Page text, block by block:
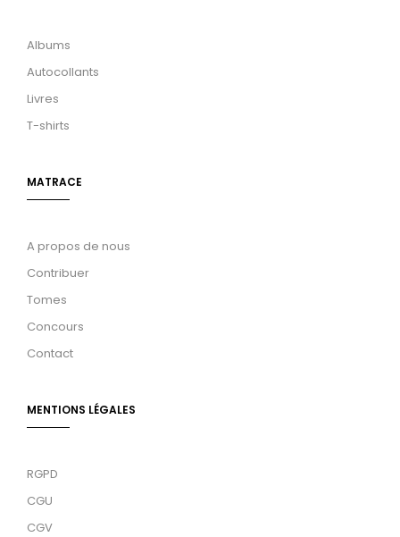
Albums
Autocollants
Livres
T-shirts
MATRACE
A propos de nous
Contribuer
Tomes
Concours
Contact
MENTIONS LÉGALES
RGPD
CGU
CGV